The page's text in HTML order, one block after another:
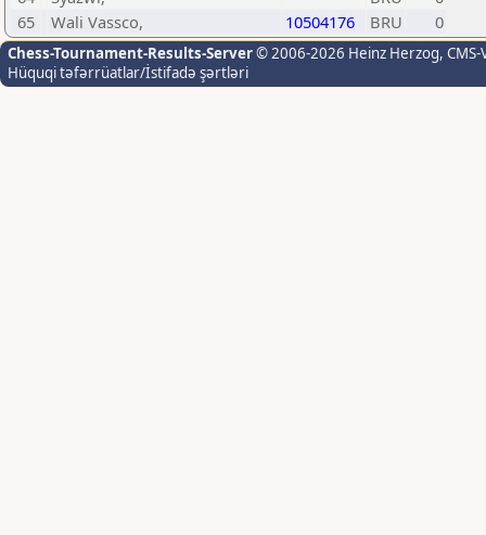
65
Wali Vassco, 10504176 BRU 0
Chess-Tournament-Results-Server© 2006-2026 Heinz Herzog,
Hüquqi təfərrüatlar/İstifadə şərtləri